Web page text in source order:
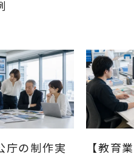
庁の制作実
【教育